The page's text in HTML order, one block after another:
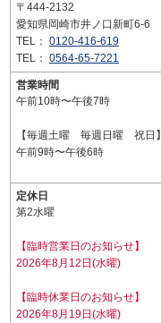
〒444-2132
愛知県岡崎市井ノ口新町6-6
TEL： 0120-416-619
TEL： 0564-65-7221
営業時間
午前10時〜午後7時
【毎週土曜 毎週日曜 祝日】
午前9時〜午後6時
定休日
第2水曜
【臨時営業日のお知らせ】
2026年8月12日(水曜)
【臨時休業日のお知らせ】
2026年8月19日(水曜)